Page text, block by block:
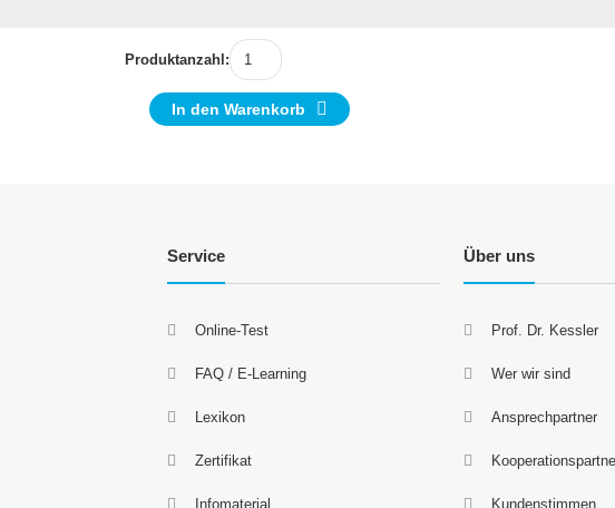
Produktanzahl:
In den Warenkorb
Service
Online-Test
FAQ / E-Learning
Lexikon
Zertifikat
Infomaterial
Über uns
Prof. Dr. Kessler
Wer wir sind
Ansprechpartner
Kundenstimmen